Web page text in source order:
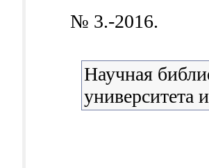
№ 3.-2016.
Научная